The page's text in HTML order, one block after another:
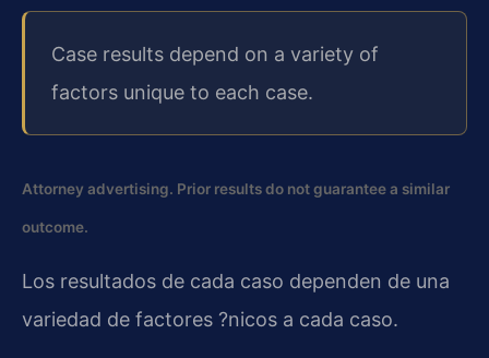
Case results depend on a variety of
factors unique to each case.
Attorney advertising. Prior results do not guarantee a similar
outcome.
Los resultados de cada caso dependen de una
variedad de factores ?nicos a cada caso.